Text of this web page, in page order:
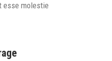
esse molestie